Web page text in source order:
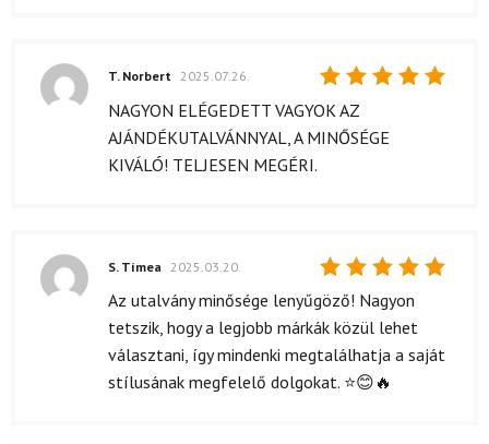
Értékelés:
/ 5
T. Norbert 2025.07.26.
NAGYON ELÉGEDETT VAGYOK AZ
AJÁNDÉKUTALVÁNNYAL, A MINŐSÉGE
KIVÁLÓ! TELJESEN MEGÉRI.
Értékelés:
5
/ 5
S. Tímea 2025.03.20.
Az utalvány minősége lenyűgöző! Nagyon
tetszik, hogy a legjobb márkák közül lehet
választani, így mindenki megtalálhatja a saját
stílusának megfelelő dolgokat. ⭐😊🔥